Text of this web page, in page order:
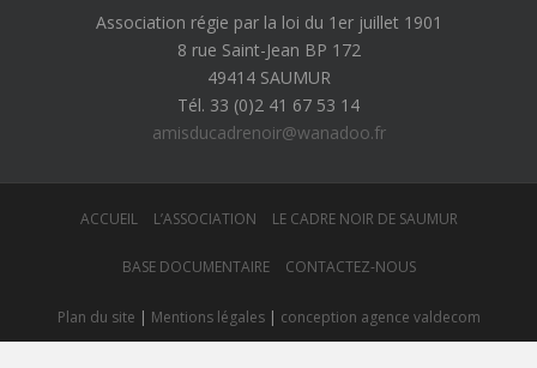
Association régie par la loi du 1er juillet 1901
8 rue Saint-Jean BP 172
49414 SAUMUR
Tél. 33 (0)2 41 67 53 14
amisducadrenoir@wanadoo.fr
ACCUEIL L’ASSOCIATION LE CADRE NOIR DE SAUMUR
BASE DOCUMENTAIRE CONTACTEZ-NOUS
Plan du site | Mentions légales| conception agence valdecom